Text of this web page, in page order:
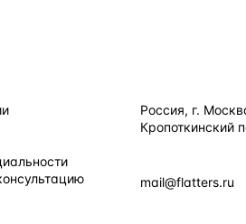
Россия, г.
Кропоткинский
mail@flatters.ru